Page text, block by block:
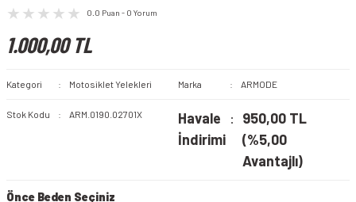
0.0 Puan - 0 Yorum
1.000,00 TL
Kategori Motosiklet Yelekleri Marka ARMODE
Stok Kodu ARM.0190.02701X
Havale
İndirimi
950,00 TL
(%5,00
Avantajlı)
Önce Beden Seçiniz